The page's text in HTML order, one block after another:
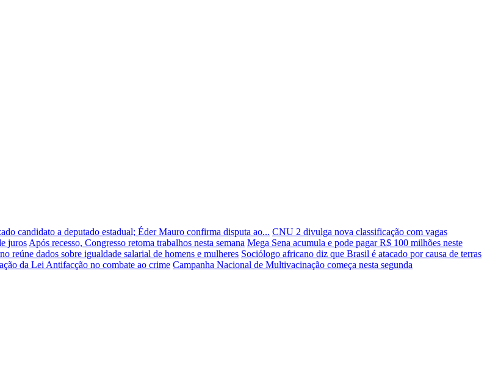
candidato a deputado estadual; Éder Mauro confirma disputa ao... CNU 2 divulga nova classificação com vagas
juros Após recesso, Congresso retoma trabalhos nesta semana Mega Sena acumula e pode pagar R$ 100 milhões neste
reúne dados sobre igualdade salarial de homens e mulheres Sociólogo africano diz que Brasil é atacado por causa de terras
da Lei Antifacção no combate ao crime Campanha Nacional de Multivacinação começa nesta segunda